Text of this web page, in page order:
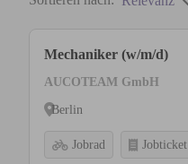
Mechaniker (w/m/d)
AUCOTEAM GmbH
Berlin
Jobrad Jobticket